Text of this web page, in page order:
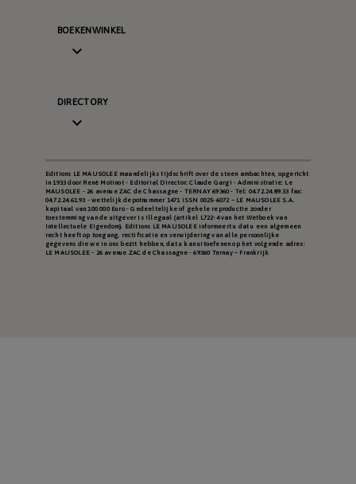
BOEKENWINKEL

DIRECTORY

Editions LE MAUSOLEE maandelijks tijdschrift over de steen ambachten, opgericht
in 1933 door René Motinot - Editorial Director: Claude Gargi - Administratie: Le
MAUSOLEE - 26 avenue ZAC de Chassagne - TERNAY 69360 - Tel: 04.72.24.89.33 fax:
04.72.24.61.93 - wettelijk depotnummer 1471 ISSN 0025-6072 – LE MAUSOLEE S.A.
kapitaal van 100 000 Euro - Gedeeltelijke of gehele reproductie zonder
toestemming van de uitgever is illegaal (artikel L722-4 van het Wetboek van
Intellectuele Eigendom). Editions LE MAUSOLEE informeert u dat u een algemeen
recht heeft op toegang, rectificatie en verwijdering van alle persoonlijke
gegevens die we in ons bezit hebben, dat u kan uitoefenen op het volgende adres:
LE MAUSOLEE - 26 avenue ZAC de Chassagne - 69360 Ternay – Frankrijk